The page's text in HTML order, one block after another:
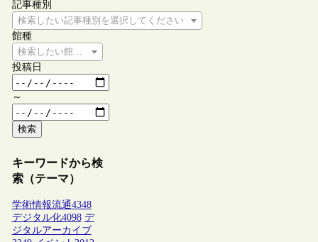
記事種別
検索したい記事種別を選択してください
館種
検索したい館種を選択してください
投稿日
～
検索
キーワードから検
索（テーマ）
学術情報流通4348
デジタル化4098 デ
ジタルアーカイブ